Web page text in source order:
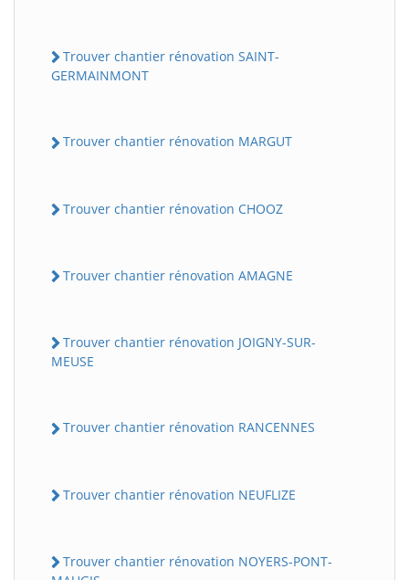
Trouver chantier rénovation SAINT-
GERMAINMONT
Trouver chantier rénovation MARGUT
Trouver chantier rénovation CHOOZ
Trouver chantier rénovation AMAGNE
Trouver chantier rénovation JOIGNY-SUR-
MEUSE
Trouver chantier rénovation RANCENNES
Trouver chantier rénovation NEUFLIZE
Trouver chantier rénovation NOYERS-PONT-